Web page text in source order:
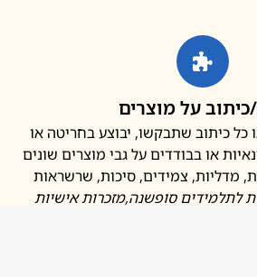
על מוצרים
שתבקשו, יבוצע בחריטה או
בבודדים על גבי מוצרים שונים
צמידים, סיכות, שרשראות
סופשנה,מזכרות אישיות